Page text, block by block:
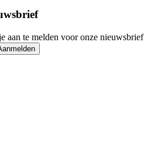
aan te melden voor onze nieuwsbrief